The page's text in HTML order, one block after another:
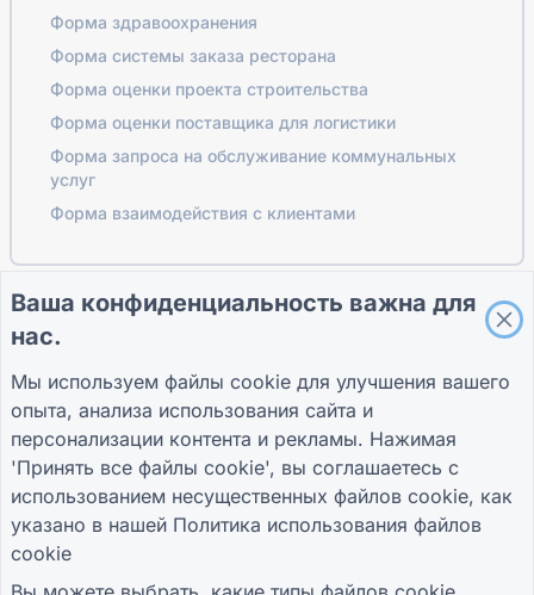
Форма здравоохранения
Форма системы заказа ресторана
Форма оценки проекта строительства
Форма оценки поставщика для логистики
Форма запроса на обслуживание коммунальных
услуг
Форма взаимодействия с клиентами
ПРИСОЕДИНЯЙТЕСЬ К СООБЩЕСТВУ
ПУТЕВОДИТЕЛИ
Справочный центр
TIGER FORM
Руководство
КОМПАНИЯ
УСЛОВИЯ
конфиденциальности
Настройки файлов
cookie
Ваша конфиденциальность важна для
нас.
Мы используем файлы cookie для улучшения вашего
опыта, анализа использования сайта и
персонализации контента и рекламы. Нажимая
'Принять все файлы cookie', вы соглашаетесь с
использованием несущественных файлов cookie, как
указано в нашей Политика использования файлов
cookie